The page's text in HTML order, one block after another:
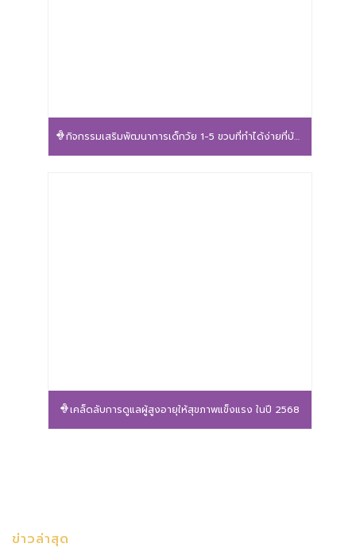
กิจกรรมเสริมพัฒนาการเด็กวัย 1-5 ขวบที่ทำได้ง่ายที่บ้าน
เคล็ดลับการดูแลผู้สูงอายุให้สุขภาพแข็งแรง ในปี 2568
ข่าวล่าสุด